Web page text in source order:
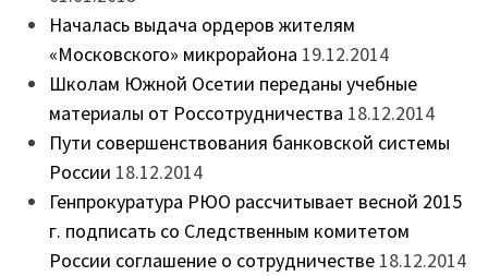
Началась выдача ордеров жителям
«Московского» микрорайона 19.12.2014
Школам Южной Осетии переданы учебные
материалы от Россотрудничества 18.12.2014
Пути совершенствования банковской системы
России 18.12.2014
Генпрокуратура РЮО рассчитывает весной 2015
г. подписать со Следственным комитетом
России соглашение о сотрудничестве 18.12.2014